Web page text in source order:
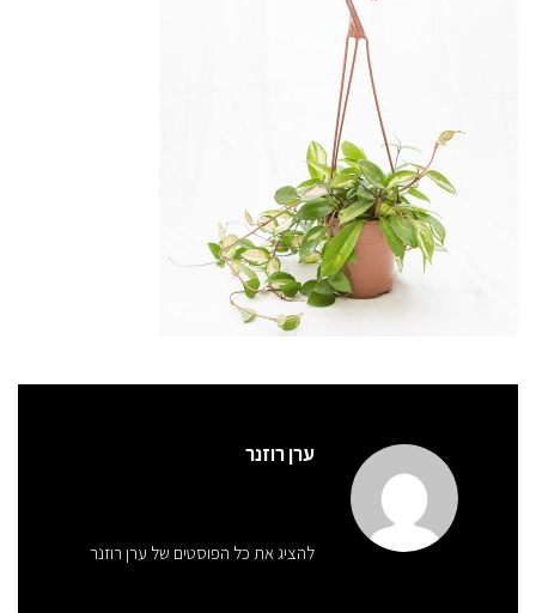
ערן רוזנר
להציג את כל הפוסטים של ערן רוזנר